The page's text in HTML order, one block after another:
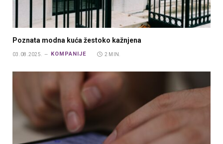
Poznata modna kuća žestoko kažnjena
03.08.2025. KOMPANIJE 2 MIN.